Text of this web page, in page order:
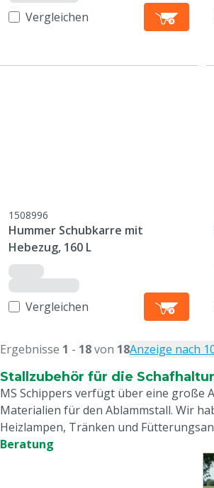
Vergleichen
1508996
Hummer Schubkarre mit
Hebezug, 160 L
Vergleichen
Ergebnisse 1 - 18von 18Anzeige nach
Stallzubehör für die
MS Schippers verfügt über eine große
Materialien für den Ablammstall. Wir
Heizlampen, Tränken und
Beratung